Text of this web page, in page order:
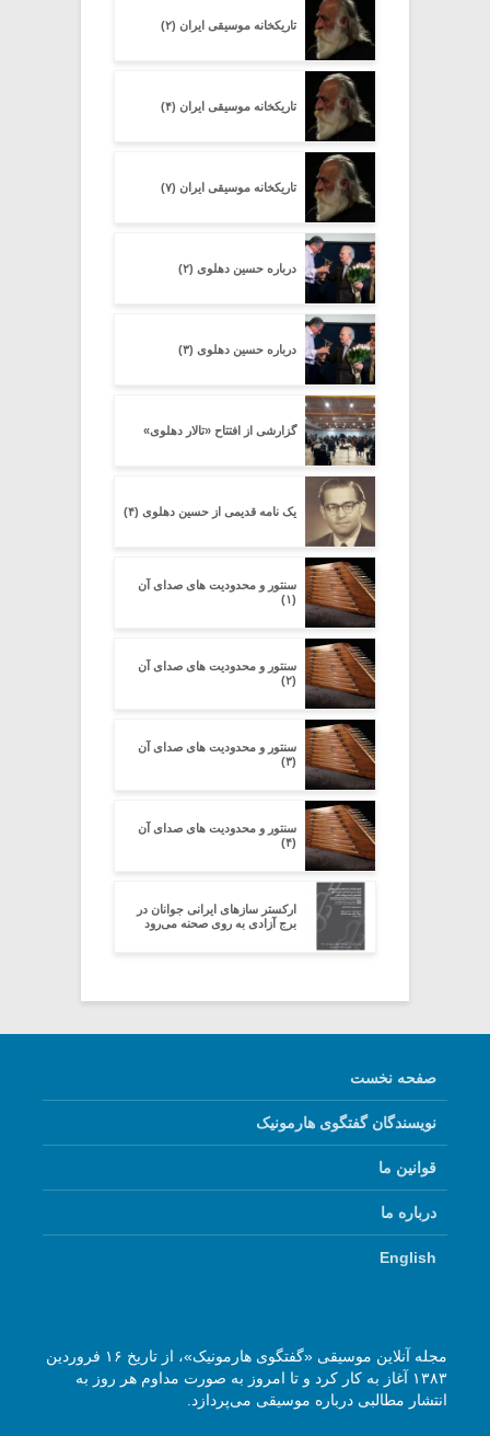
تاریکخانه موسیقی ایران (۲)
تاریکخانه موسیقی ایران (۴)
تاریکخانه موسیقی ایران (۷)
درباره حسین دهلوی (۲)
درباره حسین دهلوی (۳)
گزارشی از افتتاح «تالار دهلوی»
یک نامه قدیمی از حسین دهلوی (۴)
سنتور و محدودیت‌ های صدای آن
(۱)
سنتور و محدودیت‌ های صدای آن
(۲)
سنتور و محدودیت‌ های صدای آن
(۳)
سنتور و محدودیت‌ های صدای آن
(۴)
ارکستر سازهای ایرانی جوانان در
برج آزادی به روی صحنه می‌رود
صفحه نخست
نویسندگان گفتگوی هارمونیک
قوانین ما
درباره ما
English
مجله آنلاین موسیقی «گفتگوی هارمونیک»، از تاریخ ۱۶ فروردین
۱۳۸۳ آغاز به کار کرد و تا امروز به صورت مداوم هر روز به
انتشار مطالبی درباره موسیقی می‌پردازد.